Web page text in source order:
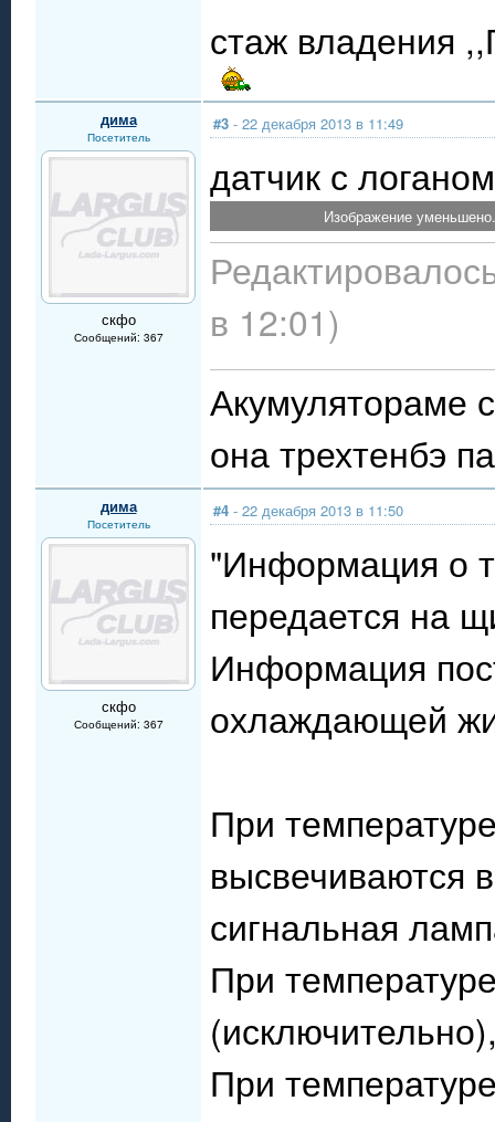
стаж владения
дима
Посетитель
скфо
Сообщений: 367
#3 - 22 декабря 2013 в 11:49
датчик с
Изображение
в 12:01)
Акумулятораме
она трехтенбэ
дима
Посетитель
скфо
Сообщений: 367
#4 - 22 декабря 2013 в 11:50
"Информация о
передается на
Информация
охлаждающей
При
высвечиваются
сигнальная
При
При